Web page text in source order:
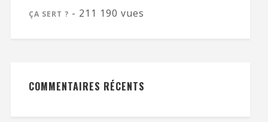
ÇA SERT ? - 211 190 vues
COMMENTAIRES RÉCENTS